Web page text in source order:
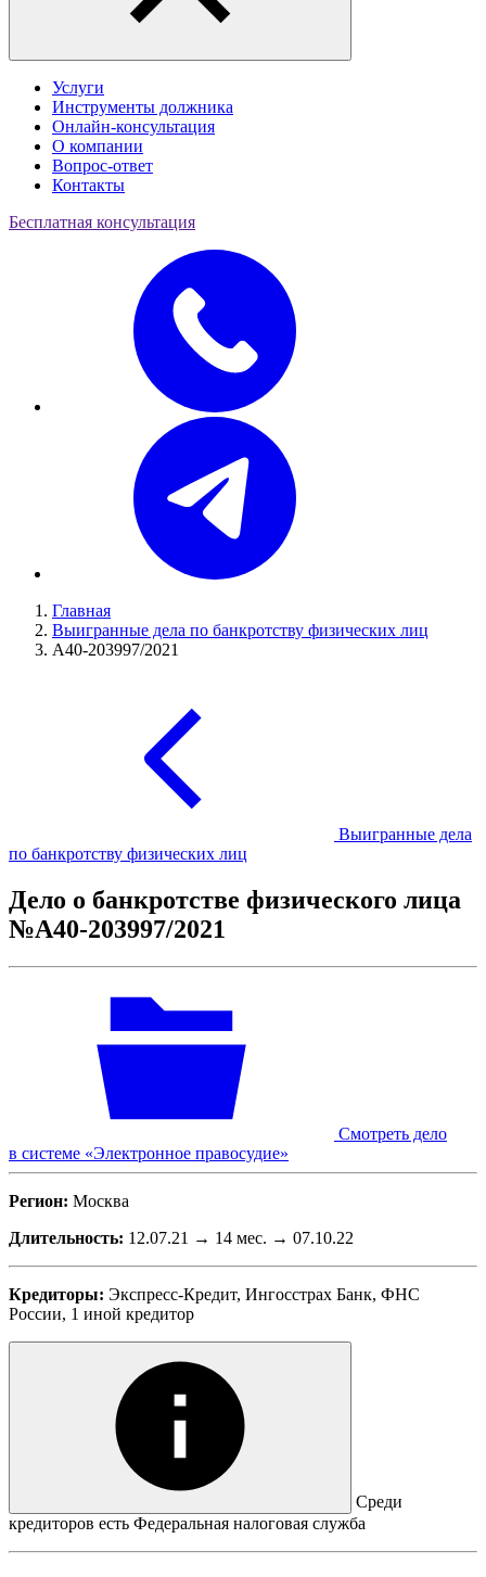
Услуги
Инструменты должника
Онлайн-консультация
О компании
Вопрос-ответ
Контакты
Бесплатная консультация
Главная
Выигранные дела по банкротству физических лиц
А40-203997/2021
Выигранные дела
по банкротству физических лиц
Дело о банкротстве физического лица
№А40-203997/2021
Смотреть дело
в системе «Электронное правосудие»
Регион: Москва
Длительность: 12.07.21 → 14 мес. → 07.10.22
Кредиторы: Экспресс-Кредит, Ингосстрах Банк, ФНС
России, 1 иной кредитор
Среди
кредиторов есть Федеральная налоговая служба